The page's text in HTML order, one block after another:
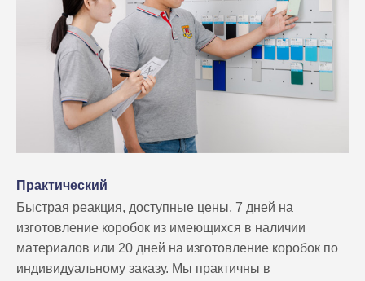
Практический
Быстрая реакция, доступные цены, 7 дней на
изготовление коробок из имеющихся в наличии
материалов или 20 дней на изготовление коробок по
индивидуальному заказу. Мы практичны в